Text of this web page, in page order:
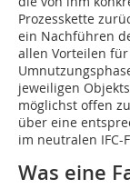
Prozesskette
ein Nachführen
allen Vorteilen
jeweiligen
möglichst offen
über eine
im neutralen
Was eine